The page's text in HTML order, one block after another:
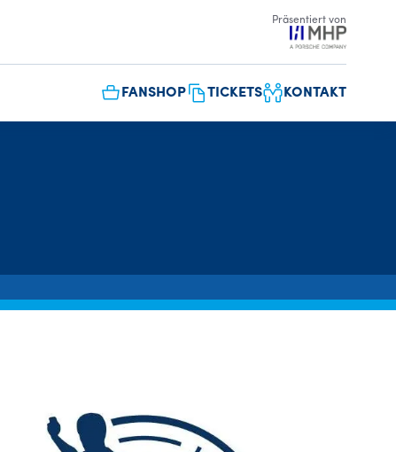
Präsentiert von
FANSHOP TICKETS KONTAKT